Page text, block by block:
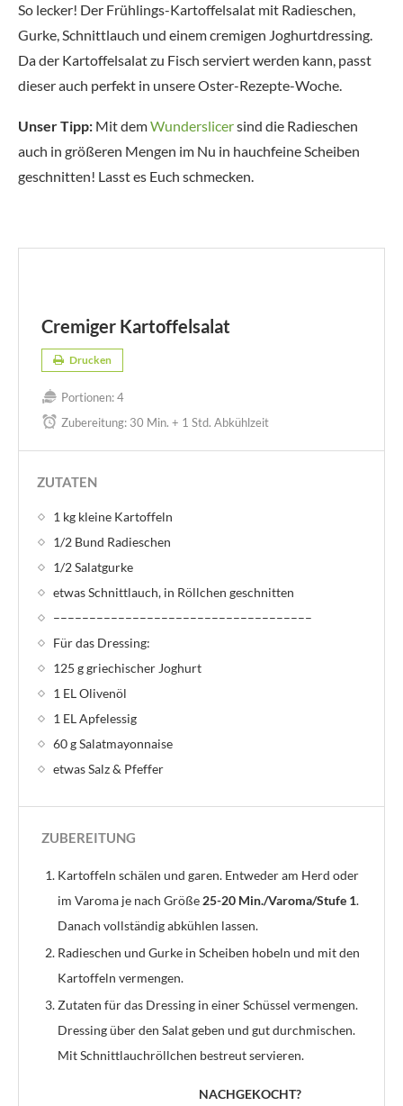
So lecker! Der Frühlings-Kartoffelsalat mit Radieschen,
Gurke, Schnittlauch und einem cremigen Joghurtdressing.
Da der Kartoffelsalat zu Fisch serviert werden kann, passt
dieser auch perfekt in unsere Oster-Rezepte-Woche.
Unser Tipp: Mit demWunderslicersind die Radieschen
auch in größeren Mengen im Nu in hauchfeine Scheiben
geschnitten! Lasst es Euch schmecken.
Cremiger Kartoffelsalat
Drucken
Portionen:4
Zubereitung: 30 Min. + 1 Std. Abkühlzeit
ZUTATEN
1 kg kleine Kartoffeln
1/2 Bund Radieschen
1/2 Salatgurke
etwas Schnittlauch, in Röllchen geschnitten
––––––––––––––––––––––––––––––––––––
Für das Dressing:
125 g griechischer Joghurt
1 EL Olivenöl
1 EL Apfelessig
60 g Salatmayonnaise
etwas Salz & Pfeffer
ZUBEREITUNG
Kartoffeln schälen und garen. Entweder am Herd oder
im Varoma je nach Größe 25-20 Min./Varoma/Stufe 1.
Danach vollständig abkühlen lassen.
Radieschen und Gurke in Scheiben hobeln und mit den
Kartoffeln vermengen.
Zutaten für das Dressing in einer Schüssel vermengen.
Dressing über den Salat geben und gut durchmischen.
Mit Schnittlauchröllchen bestreut servieren.
NACHGEKOCHT?